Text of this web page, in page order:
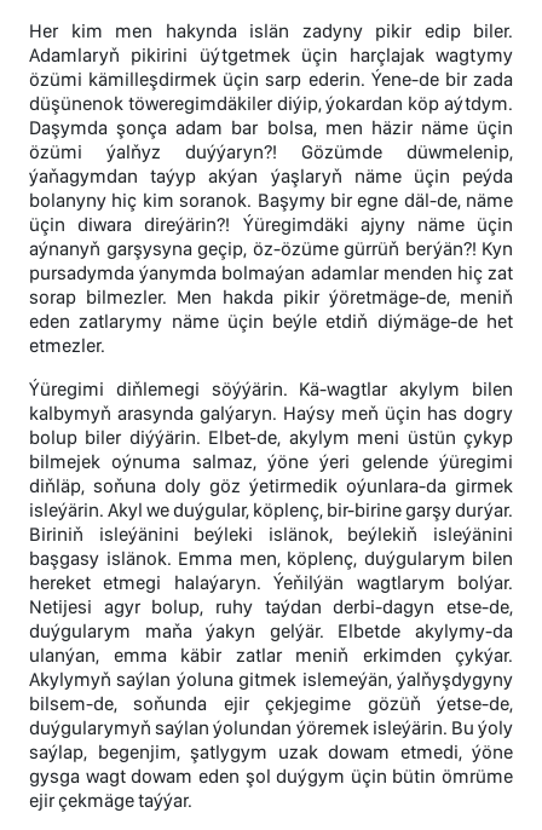
Her kim men hakynda islän zadyny pikir edip biler.
Adamlaryň pikirini üýtgetmek üçin harçlajak wagtymy
özümi kämilleşdirmek üçin sarp ederin. Ýene-de bir zada
düşünenok töweregimdäkiler diýip, ýokardan köp aýtdym.
Daşymda şonça adam bar bolsa, men häzir näme üçin
özümi ýalňyz duýýaryn?! Gözümde düwmelenip,
ýaňagymdan taýyp akýan ýaşlaryň näme üçin peýda
bolanyny hiç kim soranok. Başymy bir egne däl-de, näme
üçin diwara direýärin?! Ýüregimdäki ajyny näme üçin
aýnanyň garşysyna geçip, öz-özüme gürrüň berýän?! Kyn
pursadymda ýanymda bolmaýan adamlar menden hiç zat
sorap bilmezler. Men hakda pikir ýöretmäge-de, meniň
eden zatlarymy näme üçin beýle etdiň diýmäge-de het
etmezler.
Ýüregimi diňlemegi söýýärin. Kä-wagtlar akylym bilen
kalbymyň arasynda galýaryn. Haýsy meň üçin has dogry
bolup biler diýýärin. Elbet-de, akylym meni üstün çykyp
bilmejek oýnuma salmaz, ýöne ýeri gelende ýüregimi
diňläp, soňuna doly göz ýetirmedik oýunlara-da girmek
isleýärin. Akyl we duýgular, köplenç, bir-birine garşy durýar.
Biriniň isleýänini beýleki islänok, beýlekiň isleýänini
başgasy islänok. Emma men, köplenç, duýgularym bilen
hereket etmegi halaýaryn. Ýeňilýän wagtlarym bolýar.
Netijesi agyr bolup, ruhy taýdan derbi-dagyn etse-de,
duýgularym maňa ýakyn gelýär. Elbetde akylymy-da
ulanýan, emma käbir zatlar meniň erkimden çykýar.
Akylymyň saýlan ýoluna gitmek islemeýän, ýalňyşdygyny
bilsem-de, soňunda ejir çekjegime gözüň ýetse-de,
duýgularymyň saýlan ýolundan ýöremek isleýärin. Bu ýoly
saýlap, begenjim, şatlygym uzak dowam etmedi, ýöne
gysga wagt dowam eden şol duýgym üçin bütin ömrüme
ejir çekmäge taýýar.